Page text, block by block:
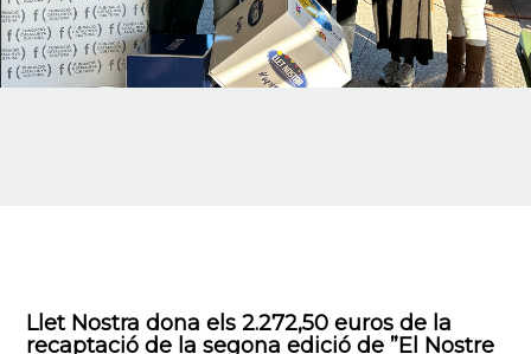
Llet Nostra dona els 2.272,50 euros de la
recaptació de la segona edició de ”El Nostre